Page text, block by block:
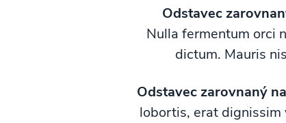
Odstavec
Nulla fermentum orci
dictum. Mauris
Odstavec zarovnaný
lobortis, erat dignissim